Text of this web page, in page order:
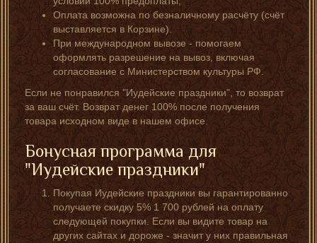
Оплата возможна по безналичному расчёту (счёт
выставляется в Корзине).
При международном вывозе - помогаем
оформлять разрешение на вывоз, включая
согласование с Министерством культуры РФ.
Если не понравился "Иудейские праздники", то возврат
за ваш счёт. Возврат денег 100% после получения
товара исходном виде в нашем офисе.
Бонусная программа для
"Иудейские праздники"
Покупая Иудейские праздники вы гарантированно
получаете скидку 5% 1 700 рублей на оплату
следующей покупки. Если вы видите товар на
других сайтах и дороже - значит у них правильная